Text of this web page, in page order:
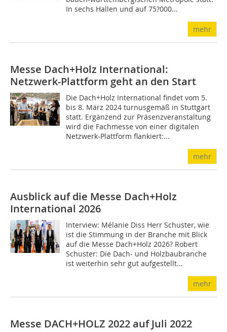
In sechs Hallen und auf 75?000...
mehr
Messe Dach+Holz International:
Netzwerk-Plattform geht an den Start
Die Dach+Holz International findet vom 5.
bis 8. März 2024 turnusgemäß in Stuttgart
statt. Ergänzend zur Präsenzveranstaltung
wird die Fachmesse von einer digitalen
Netzwerk-Plattform flankiert:...
mehr
Ausblick auf die Messe Dach+Holz
International 2026
Interview: Mélanie Diss Herr Schuster, wie
ist die Stimmung in der Branche mit Blick
auf die Messe Dach+Holz 2026? Robert
Schuster: Die Dach- und Holzbaubranche
ist weiterhin sehr gut aufgestellt...
mehr
Messe DACH+HOLZ 2022 auf Juli 2022